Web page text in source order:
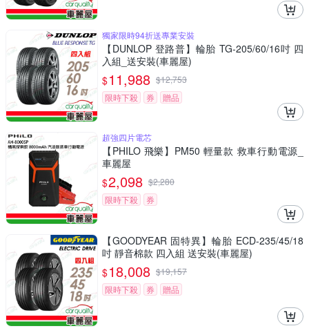
獨家限時94折送專業安裝
【DUNLOP 登路普】輪胎 TG-205/60/16吋 四
入組_送安裝(車麗屋)
$11,988 $12,753
限時下殺
券 贈品
超強四片電芯
【PHILO 飛樂】PM50 輕量款 救車行動電源_
車麗屋
$2,098 $2,280
限時下殺
券
【GOODYEAR 固特異】輪胎 ECD-235/45/18
吋 靜音棉款 四入組 送安裝(車麗屋)
$18,008 $19,157
限時下殺
券 贈品